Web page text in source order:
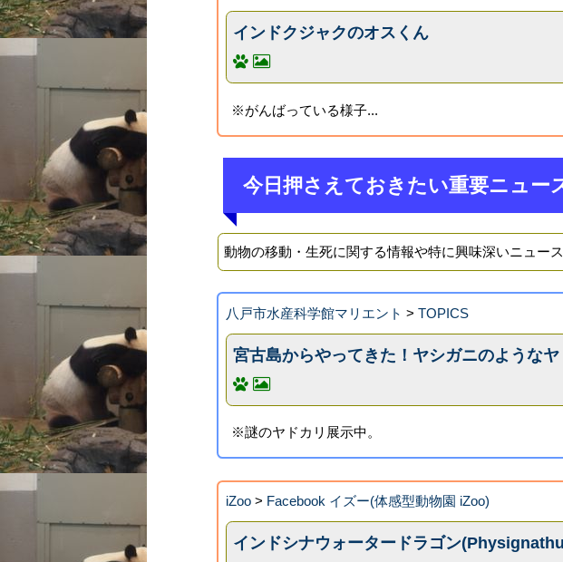
インドクジャクのオスくん
※がんばっている様子...
今日押さえておきたい重要ニュー
動物の移動・生死に関する情報や特に興味深いニュー
八戸市水産科学館マリエント >TOPICS
宮古島からやってきた！ヤシガニのようなヤ
※謎のヤドカリ展示中。
iZoo > Facebook イズー(体感型動物園 iZoo)
インドシナウォータードラゴン